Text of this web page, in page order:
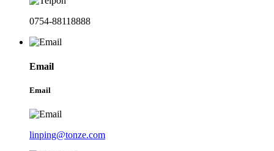
0754-88118888
Email
Email
linping@tonze.com